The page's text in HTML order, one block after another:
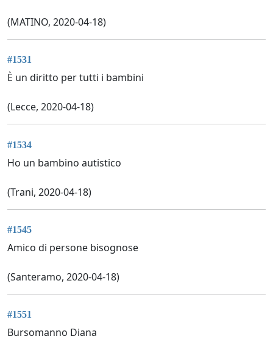
(MATINO, 2020-04-18)
#1531
È un diritto per tutti i bambini
(Lecce, 2020-04-18)
#1534
Ho un bambino autistico
(Trani, 2020-04-18)
#1545
Amico di persone bisognose
(Santeramo, 2020-04-18)
#1551
Bursomanno Diana